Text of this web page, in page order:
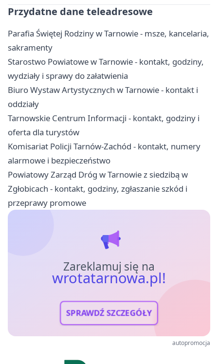
Przydatne dane teleadresowe
Parafia Świętej Rodziny w Tarnowie - msze, kancelaria,
sakramenty
Starostwo Powiatowe w Tarnowie - kontakt, godziny,
wydziały i sprawy do załatwienia
Biuro Wystaw Artystycznych w Tarnowie - kontakt i
oddziały
Tarnowskie Centrum Informacji - kontakt, godziny i
oferta dla turystów
Komisariat Policji Tarnów-Zachód - kontakt, numery
alarmowe i bezpieczeństwo
Powiatowy Zarząd Dróg w Tarnowie z siedzibą w
Zgłobicach - kontakt, godziny, zgłaszanie szkód i
przeprawy promowe
Zareklamuj się na
wrotatarnowa.pl!
SPRAWDŹ SZCZEGÓŁY
autopromocja